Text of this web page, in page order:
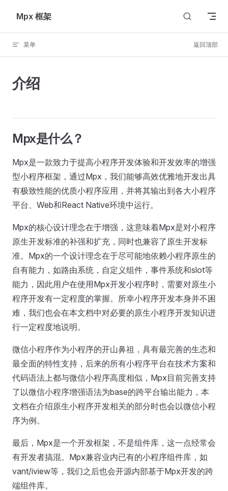
Skip to content
Mpx 框架
菜单 返回顶部
介绍
Mpx是什么？
Mpx是一款致力于提高小程序开发体验和开发效率的增强
型小程序框架，通过Mpx，我们能够高效优雅地开发出具
有极致性能的优质小程序应用，并将其输出到各大小程序
平台、Web和React Native环境中运行。
Mpx的核心设计理念在于增强，这意味着Mpx是对小程序
原生开发标准的补强和扩充，同时也兼容了原生开发标
准。Mpx的一个设计理念在于尽可能地依赖小程序原生的
自有能力，如路由系统，自定义组件，事件系统和slot等
能力，因此用户在使用Mpx开发小程序时，需要对原生小
程序开发有一定程度的掌握。所幸小程序开发本身并不困
难，我们也会在本文档中对必要的原生小程序开发知识进
行一定程度地说明。
微信小程序作为小程序的开山鼻祖，具有最完善的生态和
最全面的特性支持，后来的所有小程序平台在技术方案和
代码语法上都与微信小程序高度相似，Mpx目前完善支持
了以微信小程序增强语法为base的跨平台输出能力，本
文档在介绍原生小程序开发相关的部分时也会以微信小程
序为例。
最后，Mpx是一个开发框架，不是组件库，这一点经常会
有开发者搞混。Mpx兼容业内已有的小程序组件库，如
vant/iview等，我们之后也会开源内部基于Mpx开发的跨
端组件库。